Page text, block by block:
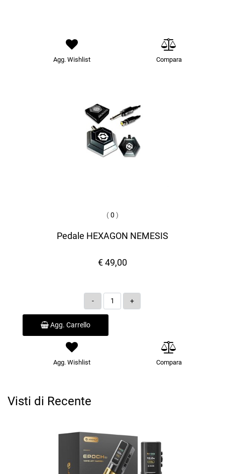
Agg. Wishlist Compara
(0 )
Pedale HEXAGON NEMESIS
€ 49,00
Quantità
Agg. Carrello
Agg. Wishlist Compara
Visti di Recente